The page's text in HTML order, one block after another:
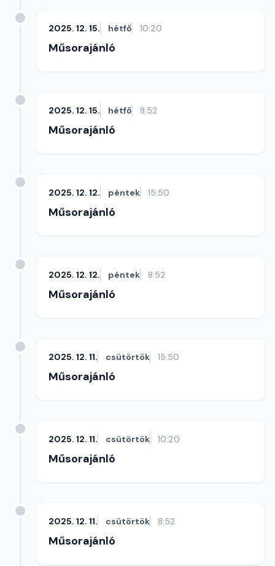
2025. 12. 15. hétfő 10:20
Műsorajánló
2025. 12. 15. hétfő 8:52
Műsorajánló
2025. 12. 12. péntek 15:50
Műsorajánló
2025. 12. 12. péntek 8:52
Műsorajánló
2025. 12. 11. csütörtök 15:50
Műsorajánló
2025. 12. 11. csütörtök 10:20
Műsorajánló
2025. 12. 11. csütörtök 8:52
Műsorajánló